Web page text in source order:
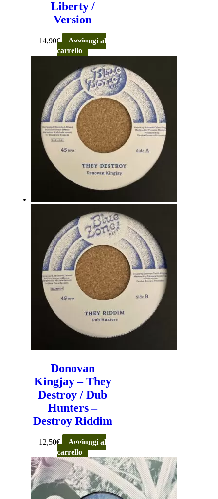
Liberty /
Version
14,90€
Aggiungi al
carrello
Donovan
Kingjay – They
Destroy / Dub
Hunters –
Destroy Riddim
12,50€
Aggiungi al
carrello